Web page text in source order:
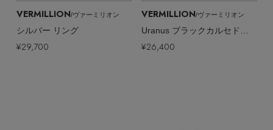
VERMILLION/ヴァーミリオン
シルバー リング
¥29,700
VERMILLION/ヴァーミリオン
¥26,400